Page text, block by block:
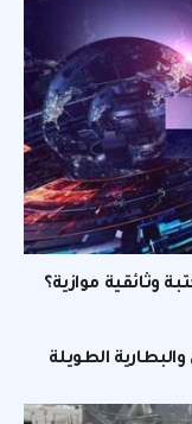
وثائقية موازية؟